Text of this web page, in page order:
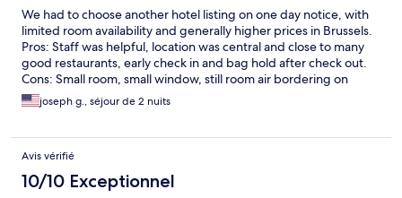
We had to choose another hotel listing on one day notice, with
limited room availability and generally higher prices in Brussels.
Pros: Staff was helpful, location was central and close to many
good restaurants, early check in and bag hold after check out.
Cons: Small room, small window, still room air bordering on
musty, toilet seat broke, dated hotel in need of an update.
Would not stay again.
joseph g., séjour de 2 nuits
Avis vérifié
10/10 Exceptionnel